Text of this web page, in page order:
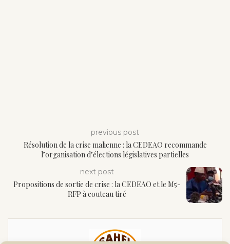
previous post
Résolution de la crise malienne : la CEDEAO recommande
l’organisation d’élections législatives partielles
next post
Propositions de sortie de crise : la CEDEAO et le M5-
RFP à couteau tiré